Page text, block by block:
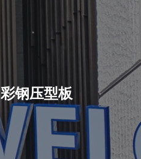
彩钢压型板